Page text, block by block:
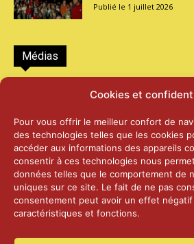
Cookies et
Pour vous offrir le meilleur confort de
des technologies telles que les cookies
accéder aux informations des appareils
consentir à ces technologies nous
données telles que le comportement de
uniques sur ce site. Le fait de ne pas
consentement peut avoir un effet
caractéristiques et fonctions.
1 juillet 2026
Médias
2026 – Laiterie
25 juin 2026
2025 – Palais Fédéral
25 juin 2026
14 janvier 2025